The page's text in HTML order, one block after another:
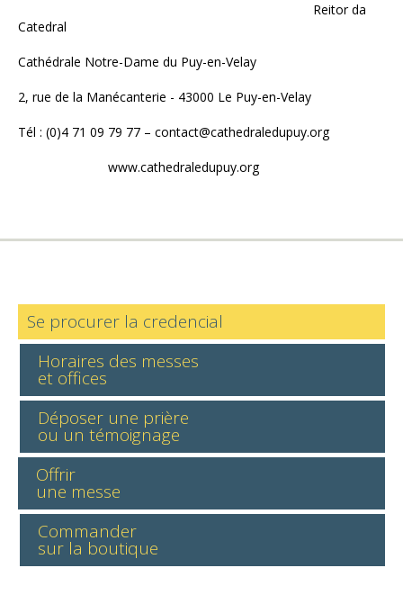
Reitor da
Catedral
Cathédrale Notre-Dame du Puy-en-Velay
2, rue de la Manécanterie - 43000 Le Puy-en-Velay
Tél : (0)4 71 09 79 77 – contact@cathedraledupuy.org
www.cathedraledupuy.org
Se procurer la credencial
Horaires des messes
et offices
Déposer une prière
ou un témoignage
Offrir
une messe
Commander
sur la boutique